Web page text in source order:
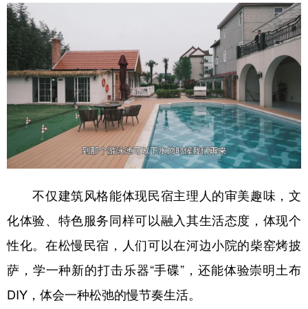
广东 重庆
四川 贵州 云南 西藏
陕西 甘肃 青海 宁夏
新疆 内蒙古 黑龙江
多语种频道
English Español Français عربى
Русский язык 日本語 한국어
Deutsch Português
不仅建筑风格能体现民宿主理人的审美趣味，文
化体验、特色服务同样可以融入其生活态度，体现个
性化。在松慢民宿，人们可以在河边小院的柴窑烤披
萨，学一种新的打击乐器“手碟”，还能体验崇明土布
DIY，体会一种松弛的慢节奏生活。